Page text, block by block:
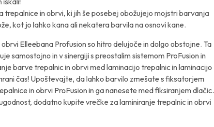
trepalnice in obrvi, ki jih še posebej obožujejo mojstri barvanja
kot jo lahko kana ali nekatera barvila na osnovi kane.
Elleebana Profusion so hitro delujoče in dolgo obstojne. Ta
samostojno in v sinergiji s preostalim sistemom ProFusion in
barve trepalnic in obrvi med laminacijo trepalnic in laminacijo
čas! Upoštevajte, da lahko barvilo zmešate s fiksatorjem
in obrvi ProFusion in ga nanesete med fiksiranjem dlačic.
dodatno kupite vrečke za laminiranje trepalnic in obrvi